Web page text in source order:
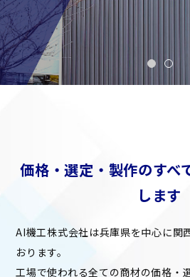
価格・選定・製作のすべ
します
AI機工株式会社は兵庫県を中心に関
おります。
工場で使われる全ての商材の価格・